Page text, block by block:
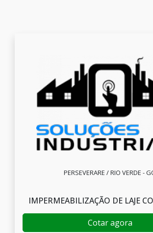
PERSEVERARE / RIO VERDE -
IMPERMEABILIZAÇÃO DE LAJE
Cotar agora